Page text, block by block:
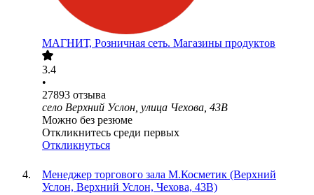
МАГНИТ, Розничная сеть. Магазины продуктов
3.4
•
27893 отзыва
село Верхний Услон, улица Чехова, 43В
Можно без резюме
Откликнитесь среди первых
Откликнуться
Менеджер торгового зала М.Косметик (Верхний
Услон, Верхний Услон, Чехова, 43В)